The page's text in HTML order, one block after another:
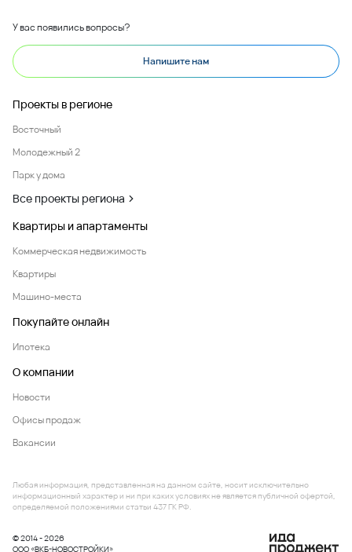
У вас появились вопросы?
Напишите нам
Проекты в регионе
Восточный
Молодежный 2
Парк у дома
Все проекты региона
Квартиры и апартаменты
Коммерческая недвижимость
Квартиры
Машино-места
Покупайте онлайн
Ипотека
О компании
Новости
Офисы продаж
Вакансии
© 2014 - 2026
ООО «ВКБ-НОВОСТРОЙКИ»
Любая информация, представленная на данном сайте, носит исключительно
информационный характер и ни при каких условиях не является публичной офертой,
определяемой положениями статьи 437 ГК РФ.